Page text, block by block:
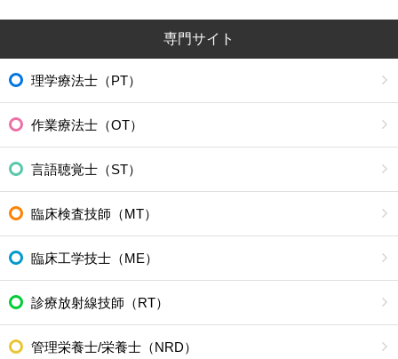
専門サイト
理学療法士（PT）
作業療法士（OT）
言語聴覚士（ST）
臨床検査技師（MT）
臨床工学技士（ME）
診療放射線技師（RT）
管理栄養士/栄養士（NRD）